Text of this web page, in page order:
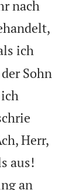
nach
ich
Sohn
Herr,
aus!
an